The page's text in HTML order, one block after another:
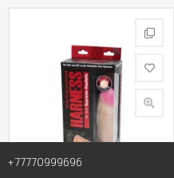
+77770999696